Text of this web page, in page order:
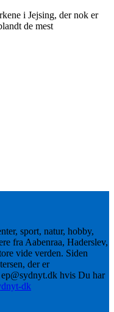
i Jejsing, der nok er
de mest
sport, natur, hobby,
fra Aabenraa, Haderslev,
vide verden. Siden
der er
hvis Du har
dk